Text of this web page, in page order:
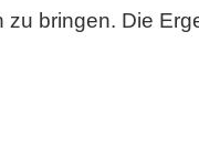
bringen. Die